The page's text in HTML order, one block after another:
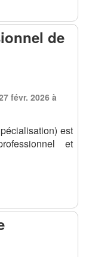
de
févr. 2026 à
est
et